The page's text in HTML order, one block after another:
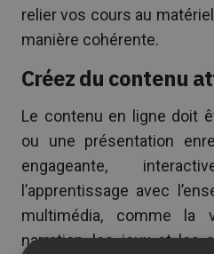
relier vos cours au
manière cohérente.
Créez du contenu
Le contenu en ligne doit
ou une présentation
engageante,
l’apprentissage avec
multimédia, comme la
narration, les jeux et les